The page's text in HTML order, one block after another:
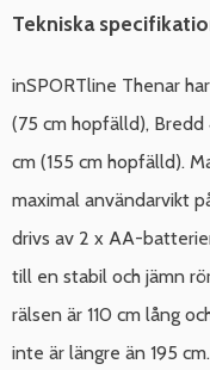
Tekniska
inSPORTline Thenar
(75 cm hopfälld),
cm (155 cm hopfälld).
maximal användarvikt
drivs av 2 x AA-
till en stabil och jämn
rälsen är 110 cm lång
inte är längre än 195 cm.